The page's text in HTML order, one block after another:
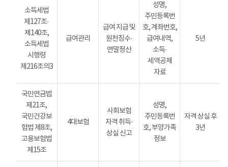
소득세법
제127조·
제140조,
소득세법
시행령
제216조의3
급여관리
급여 지급 및
원천징수·
연말정산
성명,
주민등록번
호, 계좌번호,
급여내역,
소득·
세액공제
자료
5년
국민연금법
제21조,
국민건강보
험법 제8조,
고용보험법
제15조
4대보험
사회보험
자격 취득·
상실 신고
성명,
주민등록번
호, 부양가족
정보
자격 상실 후
3년